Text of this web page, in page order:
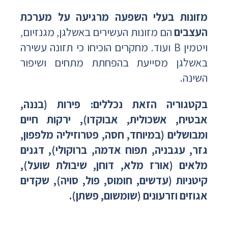
מזונות בעלי השפעה מרגיעה על מערכת
העצביםהם מזונות העשירים באשלגן, מגנזיום,
ויטמין B ועוד. מחקרים הוכיחו כי תזונה עשירה
באשלגן מסייעת בהפחתת מתחים ושיפור
השינה.
בקטגוריה הזאת נכללים: פירות (בננה,
אבטיח, אשכולית, אבוקדו), ירקות חיים
ומבושלים (במיוחד, חסה, פטרוזיליה מלפפון,
גזר, עגבניה, תפוח אדמה, ברוקולי), דגנים
מלאים (אורז מלא, דוחן, שיבולת שועל),
קיטניות (עדשים, חומוס, פול, סויה), שקדים
אגוזים וזרעונים (שומשום, פשתן).